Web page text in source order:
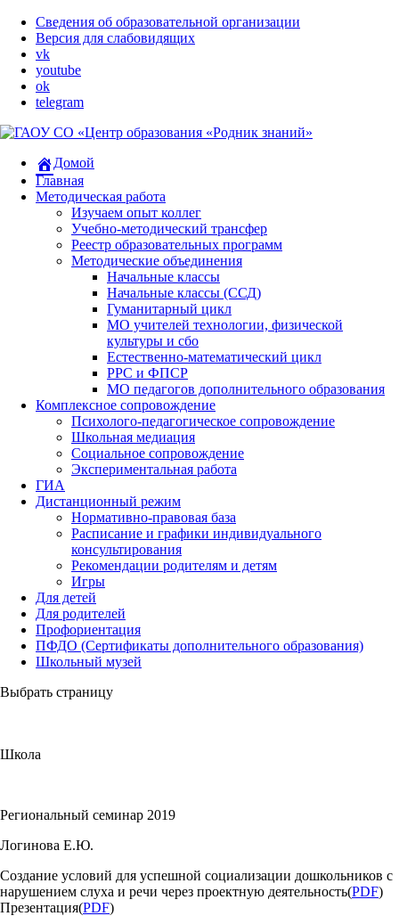
Сведения об образовательной организации
Версия для слабовидящих
vk
youtube
ok
telegram
Домой
Главная
Методическая работа
Изучаем опыт коллег
Учебно-методический трансфер
​Реестр образовательных программ
Методические объединения
Начальные классы
Начальные классы (ССД)
Гуманитарный цикл
МО учителей технологии, физической
культуры и сбо
Естественно-математический цикл
РРС и ФПСР
МО педагогов дополнительного образования
Комплексное сопровождение
Психолого-педагогическое сопровождение
Школьная медиация
Социальное сопровождение
Экспериментальная работа
ГИА
Дистанционный режим
Нормативно-правовая база
Расписание и графики индивидуального
консультирования
Рекомендации родителям и детям
Игры
Для детей
Для родителей
Профориентация
ПФДО (Сертификаты дополнительного образования)
Школьный музей
Выбрать страницу
Школа
Региональный семинар 2019
Логинова Е.Ю.
Создание условий для успешной социализации дошкольников с
нарушением слуха и речи через проектную деятельность(PDF)
Презентация(PDF)